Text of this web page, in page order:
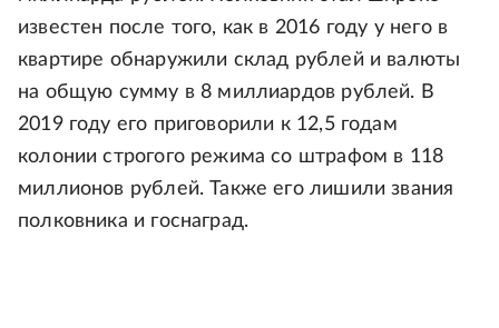
известен после того, как в 2016 году у него в
квартире обнаружили склад рублей и валюты
на общую сумму в 8 миллиардов рублей. В
2019 году его приговорили к 12,5 годам
колонии строгого режима со штрафом в 118
миллионов рублей. Также его лишили звания
полковника и госнаград.